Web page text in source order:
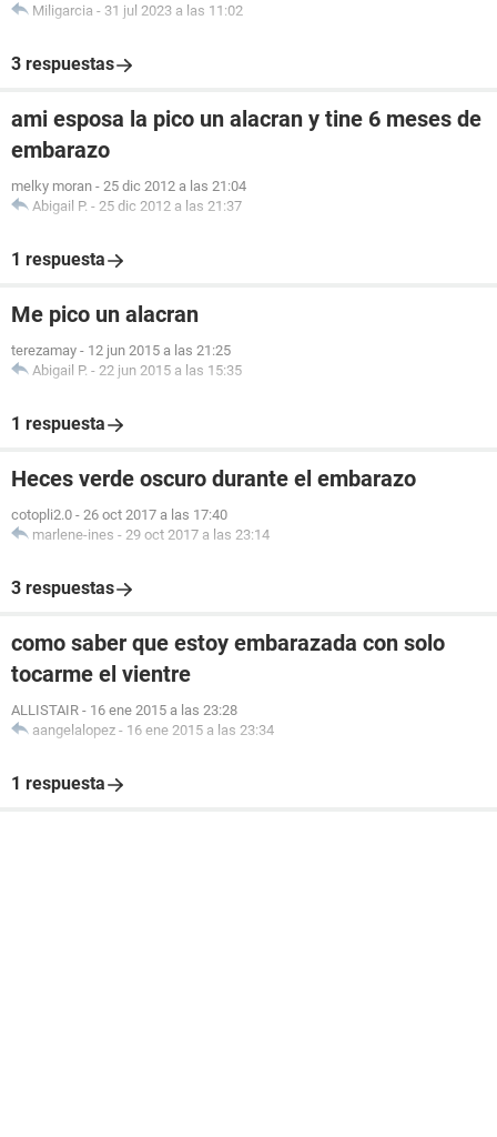
Miligarcia - 31 jul 2023 a las 11:02
3 respuestas
ami esposa la pico un alacran y tine 6 meses de
embarazo
melky moran - 25 dic 2012 a las 21:04
Abigail P. - 25 dic 2012 a las 21:37
1 respuesta
Me pico un alacran
terezamay - 12 jun 2015 a las 21:25
Abigail P. - 22 jun 2015 a las 15:35
1 respuesta
Heces verde oscuro durante el embarazo
cotopli2.0 - 26 oct 2017 a las 17:40
marlene-ines - 29 oct 2017 a las 23:14
3 respuestas
como saber que estoy embarazada con solo
tocarme el vientre
ALLISTAIR - 16 ene 2015 a las 23:28
aangelalopez - 16 ene 2015 a las 23:34
1 respuesta